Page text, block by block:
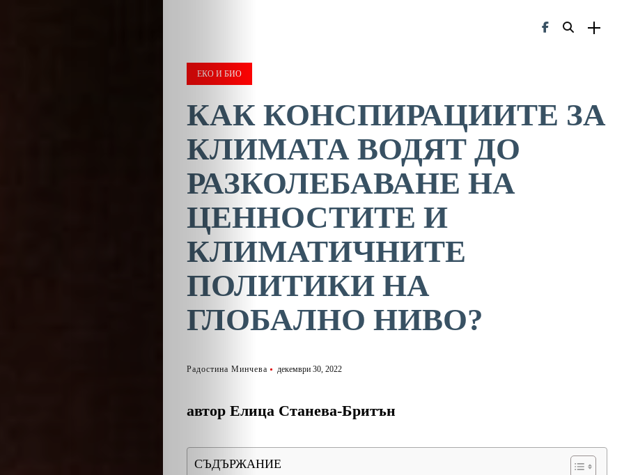
ЕКО И БИО
КАК КОНСПИРАЦИИТЕ ЗА
КЛИМАТА ВОДЯТ ДО
РАЗКОЛЕБАВАНЕ НА
ЦЕННОСТИТЕ И
КЛИМАТИЧНИТЕ
ПОЛИТИКИ НА
ГЛОБАЛНО НИВО?
Радостина Минчева декември 30, 2022
автор Елица Станева-Бритън
СЪДЪРЖАНИЕ